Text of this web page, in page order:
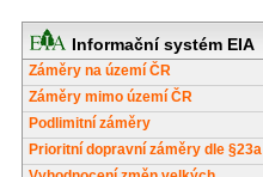
Informační systém EIA
Záměry na území ČR
Záměry mimo území ČR
Podlimitní záměry
Prioritní dopravní záměry dle §23a